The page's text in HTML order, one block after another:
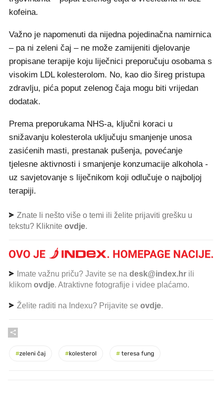
kofeina.
Važno je napomenuti da nijedna pojedinačna namirnica
– pa ni zeleni čaj – ne može zamijeniti djelovanje
propisane terapije koju liječnici preporučuju osobama s
visokim LDL kolesterolom. No, kao dio šireg pristupa
zdravlju, pića poput zelenog čaja mogu biti vrijedan
dodatak.
Prema preporukama NHS-a, ključni koraci u
snižavanju kolesterola uključuju smanjenje unosa
zasićenih masti, prestanak pušenja, povećanje
tjelesne aktivnosti i smanjenje konzumacije alkohola -
uz savjetovanje s liječnikom koji odlučuje o najboljoj
terapiji.
Znate li nešto više o temi ili želite prijaviti grešku u
tekstu? Kliknite ovdje.
Imate važnu priču? Javite se na desk@index.hr ili
klikom ovdje. Atraktivne fotografije i videe plaćamo.
Želite raditi na Indexu? Prijavite se ovdje.
#zeleni čaj #kolesterol # teresa fung